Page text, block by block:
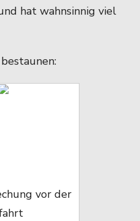
hat wahnsinnig viel
vor der